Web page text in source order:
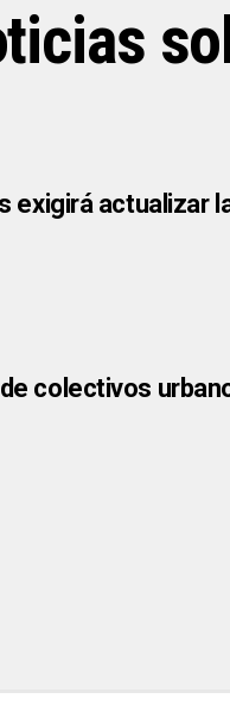
exigirá actualizar
colectivos